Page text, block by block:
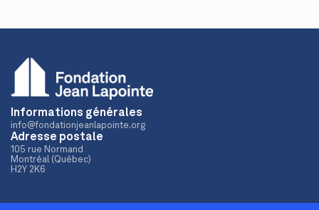
Informations générales
info@fondationjeanlapointe.org
Adresse postale
105 rue Normand
Montréal (Québec)
H2Y 2K6